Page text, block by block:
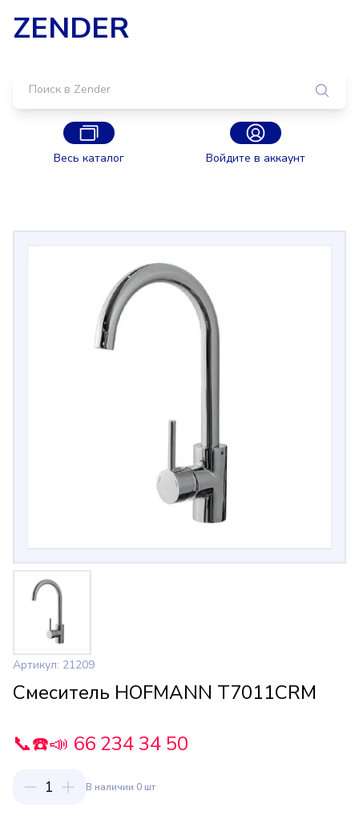
ZENDER
Весь каталог Войдите в аккаунт
Артикул: 21209
Смеситель HOFMANN T7011CRM
📞☎️📣 66 234 34 50
1 В наличии 0 шт